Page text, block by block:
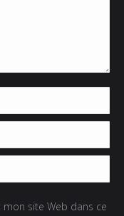
site Web dans ce